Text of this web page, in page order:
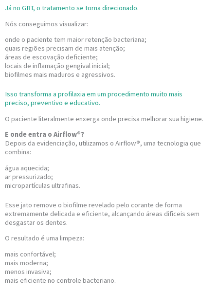
Já no GBT, o tratamento se torna direcionado.
Nós conseguimos visualizar:
onde o paciente tem maior retenção bacteriana;
quais regiões precisam de mais atenção;
áreas de escovação deficiente;
locais de inflamação gengival inicial;
biofilmes mais maduros e agressivos.
Isso transforma a profilaxia em um procedimento muito mais
preciso, preventivo e educativo.
O paciente literalmente enxerga onde precisa melhorar sua higiene.
E onde entra o Airflow®?
Depois da evidenciação, utilizamos o Airflow®, uma tecnologia que
combina:
água aquecida;
ar pressurizado;
micropartículas ultrafinas.
Esse jato remove o biofilme revelado pelo corante de forma
extremamente delicada e eficiente, alcançando áreas difíceis sem
desgastar os dentes.
O resultado é uma limpeza:
mais confortável;
mais moderna;
menos invasiva;
mais eficiente no controle bacteriano.